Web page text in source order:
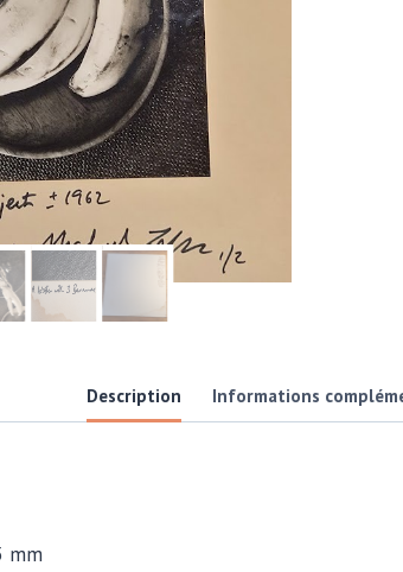
Description Informations